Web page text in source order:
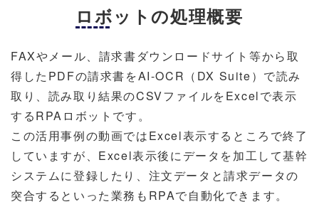
ロボットの処理概要
FAXやメール、請求書ダウンロードサイト等から取
得したPDFの請求書をAI-OCR（DX Suite）で読み
取り、読み取り結果のCSVファイルをExcelで表示
するRPAロボットです。
この活用事例の動画ではExcel表示するところで終了
していますが、Excel表示後にデータを加工して基幹
システムに登録したり、注文データと請求データの
突合するといった業務もRPAで自動化できます。